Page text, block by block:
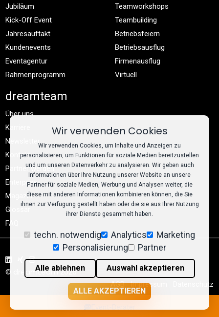
Jubiläum
Kick-Off Event
Jahresauftakt
Kundenevents
Eventagentur
Rahmenprogramm
Teamworkshops
Teambuilding
Betriebsfeiern
Betriebsausflug
Firmenausflug
Virtuell
dreamteam
Über uns
Karriere
Newsletter
Kontakt
Partner werden
Enterprise
Magazin
Glossar
FAQ
© dreamteam 2026
AGB Impressum Datenschutz
Cookie-Einstellungen
Wir verwenden Cookies
Wir verwenden Cookies, um Inhalte und Anzeigen zu
personalisieren, um Funktionen für soziale Medien bereitzustellen
und um unseren Datenverkehr zu analysieren. Wir geben auch
Informationen über Ihre Nutzung unserer Website an unsere
Partner für soziale Medien, Werbung und Analysen weiter, die
diese mit anderen Informationen kombinieren können, die Sie
ihnen zur Verfügung gestellt haben oder die sie aus Ihrer Nutzung
ihrer Dienste gesammelt haben.
techn. notwendig Analytics
Marketing
Personalisierung
Partner
Alle ablehnen Auswahl akzeptieren
ALLE AKZEPTIEREN